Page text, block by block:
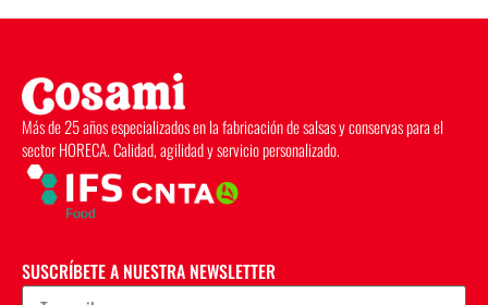
Más de 25 años especializados en la fabricación de salsas y conservas para el
sector HORECA. Calidad, agilidad y servicio personalizado.
SUSCRÍBETE A NUESTRA NEWSLETTER